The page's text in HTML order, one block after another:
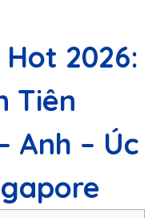
2026:
Tiên
Anh – Úc